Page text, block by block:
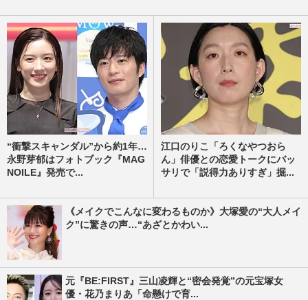
“衝撃スキャンダル”から約1年…
永野芽郁はフォトブック『MAG
NOILE』発売で...
江口のりこ「ろくなやつおら
ん」俳優との恋愛トークにバッ
サリで「説得力ありすぎ」掘...
《メイクでこんなに変わるものか》大塚愛の“大人メイ
ク”に驚きの声…“あざとかわい...
元『BE:FIRST』三山凌輝と“密会発覚”の元宝塚女
優・花乃まりあ「命懸けで育...